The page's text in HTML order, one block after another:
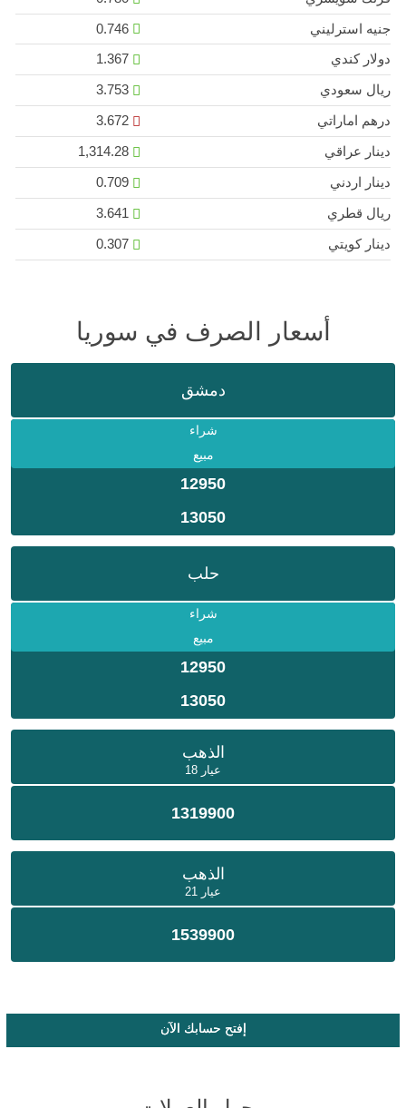
جنيه استرليني
0.746
دولار كندي
1.367
ريال سعودي
3.753
درهم اماراتي
3.672
دينار عراقي
1,314.28
دينار اردني
0.709
ريال قطري
دينار كويتي
0.307
أسعار الصرف في سوريا
دمشق
شراء
مبيع
12950
13050
حلب
شراء
مبيع
12950
13050
الذهب
عيار 18
1319900
الذهب
عيار 21
1539900
إفتح حسابك الآن